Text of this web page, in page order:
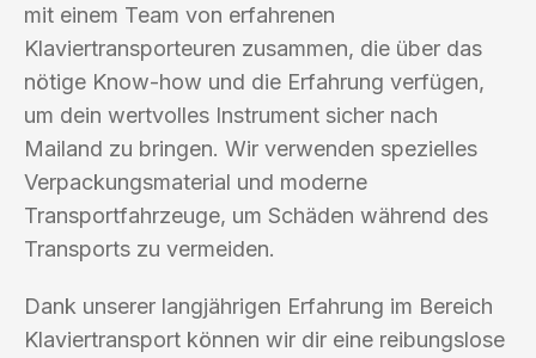
mit einem Team von erfahrenen
Klaviertransporteuren zusammen, die über das
nötige Know-how und die Erfahrung verfügen,
um dein wertvolles Instrument sicher nach
Mailand zu bringen. Wir verwenden spezielles
Verpackungsmaterial und moderne
Transportfahrzeuge, um Schäden während des
Transports zu vermeiden.
Dank unserer langjährigen Erfahrung im Bereich
Klaviertransport können wir dir eine reibungslose